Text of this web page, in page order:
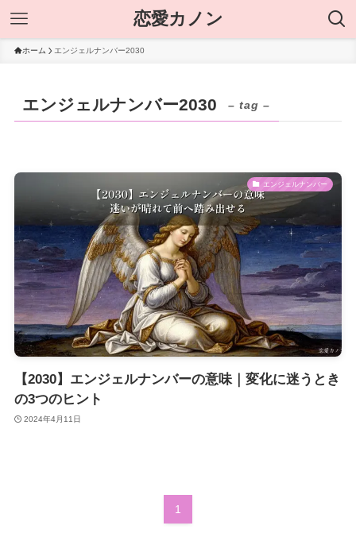
恋愛カノン
ホーム エンジェルナンバー2030
エンジェルナンバー2030 – tag –
エンジェルナンバー
【2030】エンジェルナンバーの意味｜変化に迷うとき
の3つのヒント
2024年4月11日
1